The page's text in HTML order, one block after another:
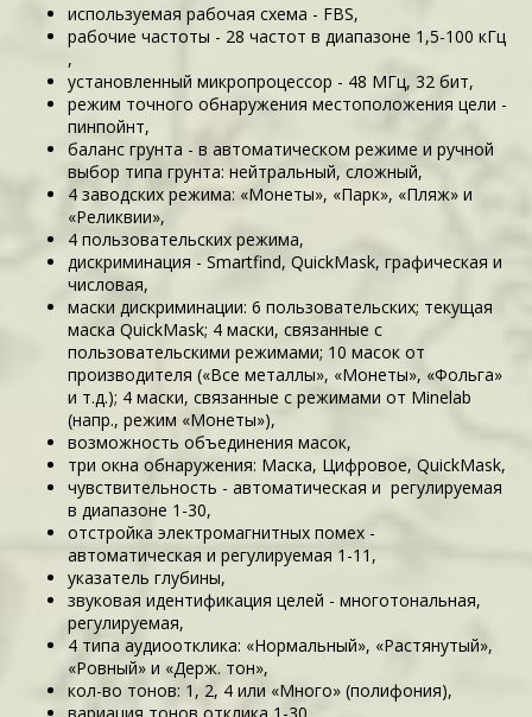
используемая рабочая схема - FBS,
рабочие частоты - 28 частот в диапазоне 1,5-100 кГц
,
установленный микропроцессор - 48 МГц, 32 бит,
режим точного обнаружения местоположения цели -
пинпойнт,
баланс грунта - в автоматическом режиме и ручной
выбор типа грунта: нейтральный, сложный,
4 заводских режима: «Монеты», «Парк», «Пляж» и
«Реликвии»,
4 пользовательских режима,
дискриминация - Smartfind, QuickMask, графическая и
числовая,
маски дискриминации: 6 пользовательских; текущая
маска QuickMask; 4 маски, связанные с
пользовательскими режимами; 10 масок от
производителя («Все металлы», «Монеты», «Фольга»
и т.д.); 4 маски, связанные с режимами от Minelab
(напр., режим «Монеты»),
возможность объединения масок,
три окна обнаружения: Маска, Цифровое, QuickMask,
чувствительность - автоматическая и регулируемая
в диапазоне 1-30,
отстройка электромагнитных помех -
автоматическая и регулируемая 1-11,
указатель глубины,
звуковая идентификация целей - многотональная,
регулируемая,
4 типа аудиоотклика: «Нормальный», «Растянутый»,
«Ровный» и «Держ. тон»,
кол-во тонов: 1, 2, 4 или «Много» (полифония),